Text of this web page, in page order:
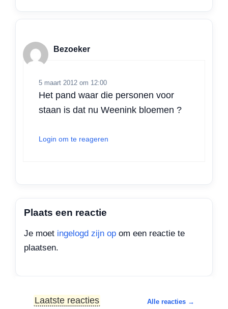
Bezoeker
5 maart 2012 om 12:00
Het pand waar die personen voor
staan is dat nu Weenink bloemen ?
Login om te reageren
Plaats een reactie
Je moet ingelogd zijn op om een reactie te
plaatsen.
Laatste reacties Alle reacties →